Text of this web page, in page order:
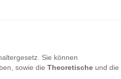
Sie können
sowie die Theoretische und die